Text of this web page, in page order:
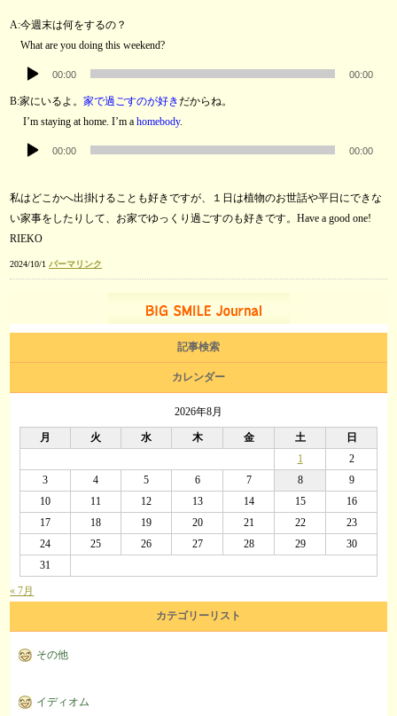
レ
A:今週末は何をするの？
What are you doing this weekend?
プ
00:00 00:00
B:家にいるよ。家で過ごすのが好きだからね。
I’m staying at home. I’m a homebody.
レ
ー
ヤ
ー
00:00 00:00
私はどこかへ出掛けることも好きですが、１日は植物のお世話や平日にできな
い家事をしたりして、お家でゆっくり過ごすのも好きです。Have a good one!
RIEKO
2024/10/1 パーマリンク
記事検索
カレンダー
2026年8月
月 火 水 木 金 土
日
1
2
3
4 5 6 7 8
9
10
11 12 13 14 15
16
17
18 19 20 21 22
23
24
25 26 27 28 29
30
31
« 7月
カテゴリーリスト
その他
イディオム